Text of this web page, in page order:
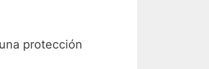
protección